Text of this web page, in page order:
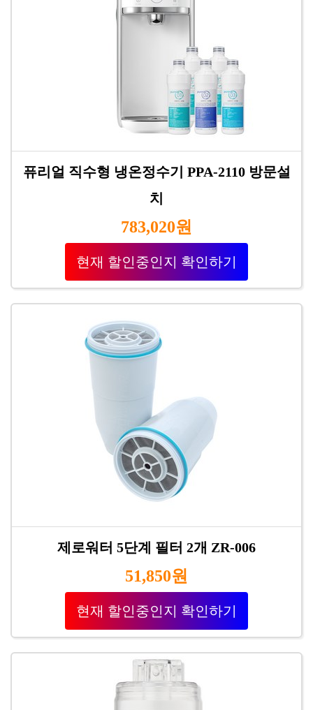
퓨리얼 직수형 냉온정수기 PPA-2110 방문설
치
783,020원
현재 할인중인지 확인하기
제로워터 5단계 필터 2개 ZR-006
51,850원
현재 할인중인지 확인하기